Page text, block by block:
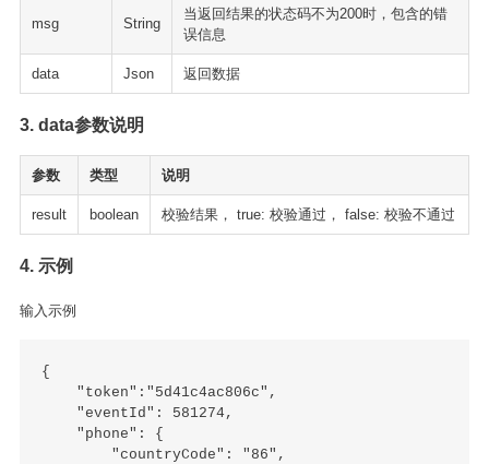
msg String
当返回结果的状态码不为200时，包含的错
误信息
data Json 返回数据
3. data参数说明
参数 类型 说明
result boolean 校验结果， true: 校验通过， false: 校验不通过
4. 示例
输入示例
{
    "token":"5d41c4ac806c",
    "eventId": 581274,
    "phone": {
        "countryCode": "86",